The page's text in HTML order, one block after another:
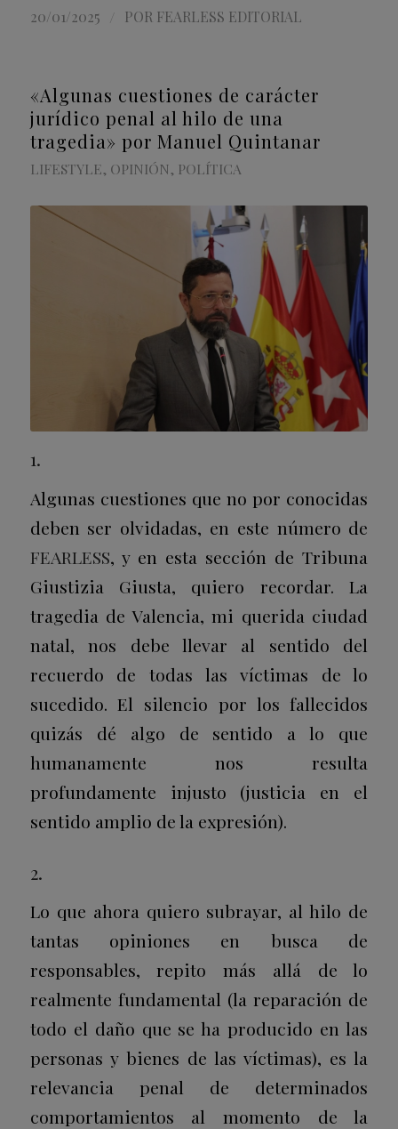
20/01/2025 POR FEARLESS EDITORIAL
«Algunas cuestiones de carácter
jurídico penal al hilo de una
tragedia» por Manuel Quintanar
LIFESTYLE, OPINIÓN, POLÍTICA
1.
Algunas cuestiones que no por conocidas
deben ser olvidadas, en este número de
FEARLESS, y en esta sección de Tribuna
Giustizia Giusta, quiero recordar. La
tragedia de Valencia, mi querida ciudad
natal, nos debe llevar al sentido del
recuerdo de todas las víctimas de lo
sucedido. El silencio por los fallecidos
quizás dé algo de sentido a lo que
humanamente nos resulta
profundamente injusto (justicia en el
sentido amplio de la expresión).
2.
Lo que ahora quiero subrayar, al hilo de
tantas opiniones en busca de
responsables, repito más allá de lo
realmente fundamental (la reparación de
todo el daño que se ha producido en las
personas y bienes de las víctimas), es la
relevancia penal de determinados
comportamientos al momento de la